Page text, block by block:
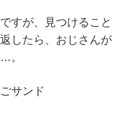
すが、見つけること
したら、おじさんが
。